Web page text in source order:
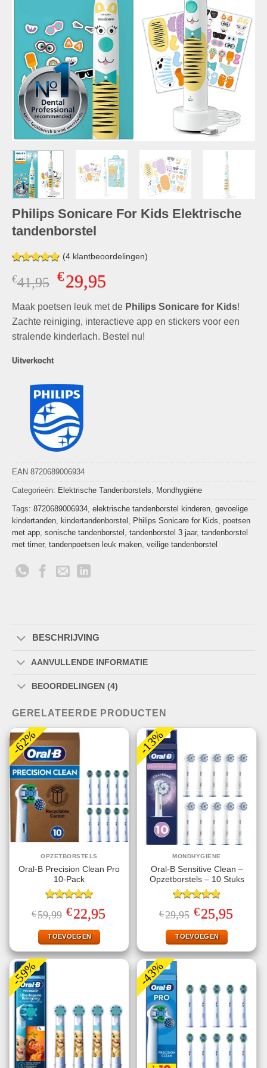
Philips Sonicare For Kids Elektrische
tandenborstel
Gewaardeerd
5.00op 5
gebaseerd
waarderingen
(4klantbeoordelingen)
€41,95 Oorspronkelijke
was:
€41,95.
€29,95Huidige
is:
€29,95.
Maak poetsen leuk met de Philips Sonicare for Kids!
Zachte reiniging, interactieve app en stickers voor een
stralende kinderlach. Bestel nu!
Uitverkocht
EAN 8720689006934
Categorieën: Elektrische Tandenborstels, Mondhygiëne
Tags: 8720689006934, elektrische tandenborstel kinderen, gevoelige
kindertanden, kindertandenborstel , Philips Sonicare for Kids, poetsen
met app, sonische tandenborstel , tandenborstel 3 jaar, tandenborstel
met timer, tandenpoetsen leuk maken, veilige tandenborstel
BESCHRIJVING
AANVULLENDE INFORMATIE
BEOORDELINGEN (4)
GERELATEERDE PRODUCTEN
-62%
OPZETBORSTELS
Oral-B Precision Clean Pro
10-Pack
Gewaardeerd
5.00uit 5
€59,99 Oorspronkelijke
prijs
was:
€59,99.
€22,95prijs
TOEVOEGEN
-13%
MONDHYGIËNE
Oral-B Sensitive Clean –
Opzetborstels – 10 Stuks
Gewaardeerd
4.86uit 5
€29,95 Oorspronkelijke
prijs
was:
€29,95.
€25,95prijs
TOEVOEGEN
-59% -43%